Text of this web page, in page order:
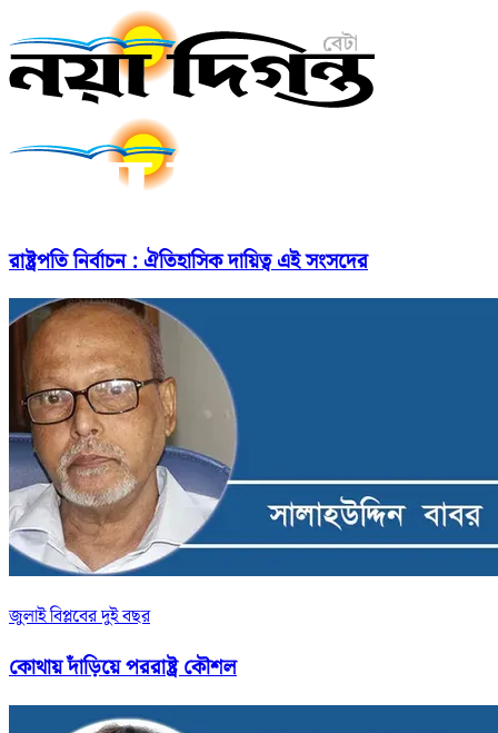
রাষ্ট্রপতি নির্বাচন : ঐতিহাসিক দায়িত্ব এই সংসদের
জুলাই বিপ্লবের দুই বছর
কোথায় দাঁড়িয়ে পররাষ্ট্র কৌশল